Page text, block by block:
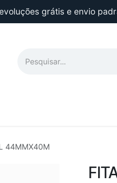
grátis e envio
44MMX40M